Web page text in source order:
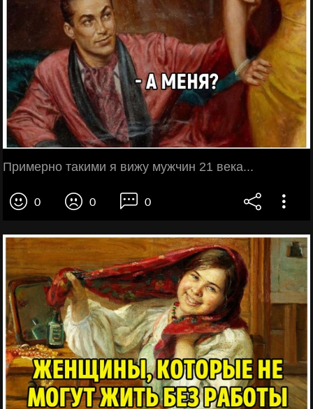
Примерно такими я вижу мужчин 21 века...
0 0 0